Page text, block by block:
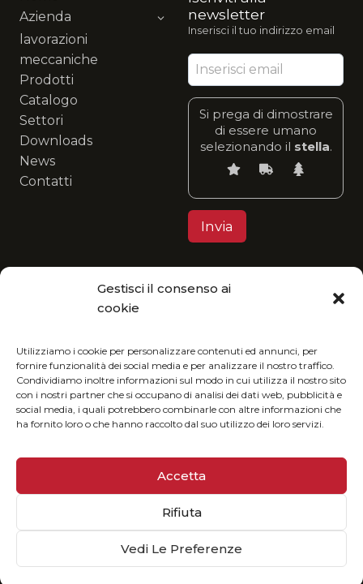
Gestisci il consenso ai
cookie
Utilizziamo i cookie per personalizzare contenuti ed annunci, per
fornire funzionalità dei social media e per analizzare il nostro traffico.
Condividiamo inoltre informazioni sul modo in cui utilizza il nostro sito
con i nostri partner che si occupano di analisi dei dati web, pubblicità e
social media, i quali potrebbero combinarle con altre informazioni che
ha fornito loro o che hanno raccolto dal suo utilizzo dei loro servizi.
Accetta
Rifiuta
Vedi Le Preferenze
Azienda
lavorazioni
meccaniche
Prodotti
Catalogo
Settori
Downloads
News
Contatti
newsletter
Inserisci il tuo indirizzo email
Si prega di dimostrare
di essere umano
selezionando il stella.
friendly: fruisci del nostro catalogo in formato
digitale e riduci l’impatto ambientale.
© 2025 MGiTALY | P. Iva 02073160513